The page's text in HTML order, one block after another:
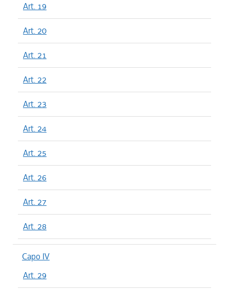
Art. 19
Art. 20
Art. 21
Art. 22
Art. 23
Art. 24
Art. 25
Art. 26
Art. 27
Art. 28
Capo IV
Art. 29